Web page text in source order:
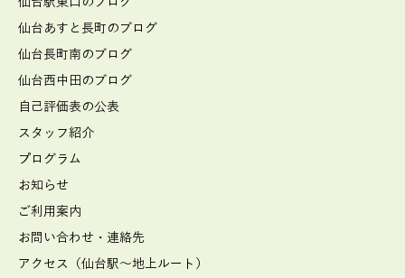
仙台あすと長町のブログ
仙台長町南のブログ
仙台西中田のブログ
自己評価表の公表
スタッフ紹介
プログラム
お知らせ
ご利用案内
お問い合わせ・連絡先
アクセス（仙台駅～地上ルート）